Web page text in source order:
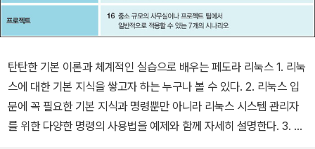
탄탄한 기본 이론과 체계적인 실습으로 배우는 페도라 리눅스 1. 리눅
스에 대한 기본 지식을 쌓고자 하는 누구나 볼 수 있다. 2. 리눅스 입
문에 꼭 필요한 기본 지식과 명령뿐만 아니라 리눅스 시스템 관리자
를 위한 다양한 명령의 사용법을 예제와 함께 자세히 설명한다. 3. 리